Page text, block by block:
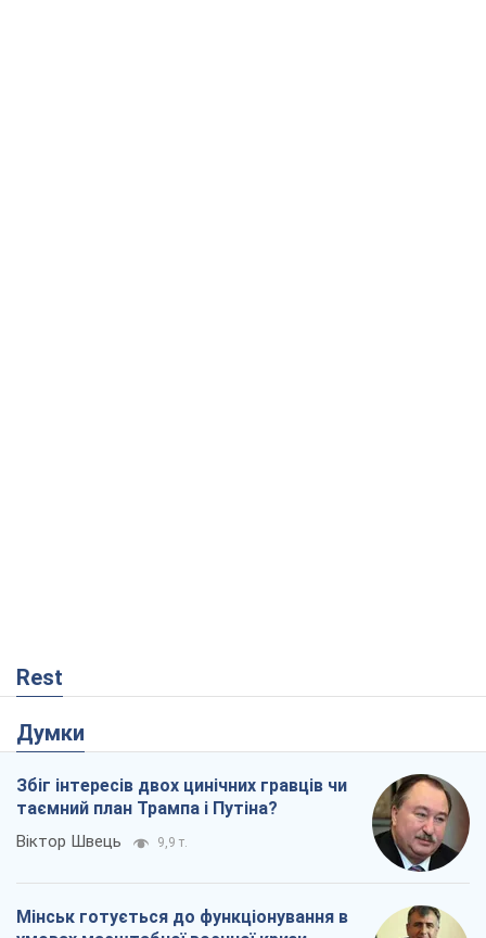
Rest
Думки
Збіг інтересів двох цинічних гравців чи
таємний план Трампа і Путіна?
Віктор Швець 9,9 т.
Мінськ готується до функціонування в